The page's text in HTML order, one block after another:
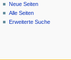
Neue Seiten
Alle Seiten
Erweiterte Suche